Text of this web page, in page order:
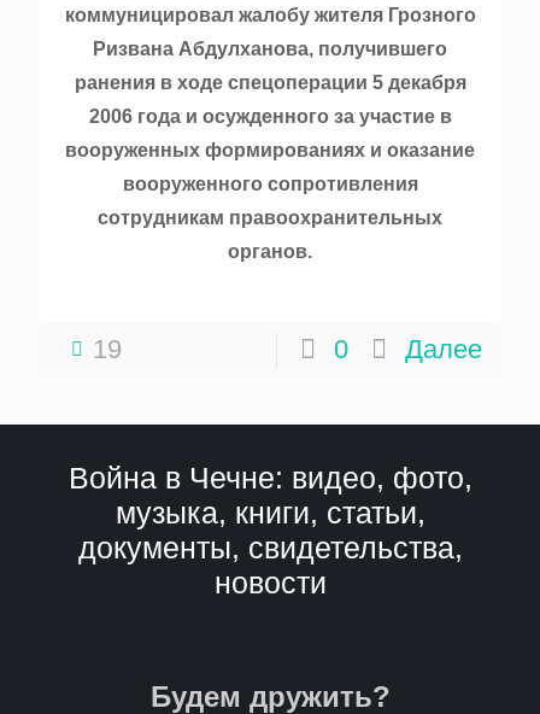
коммуницировал жалобу жителя Грозного
Ризвана Абдулханова, получившего
ранения в ходе спецоперации 5 декабря
2006 года и осужденного за участие в
вооруженных формированиях и оказание
вооруженного сопротивления
сотрудникам правоохранительных
органов.
19 0 Далее
Война в Чечне: видео, фото,
музыка, книги, статьи,
документы, свидетельства,
новости
Будем дружить?